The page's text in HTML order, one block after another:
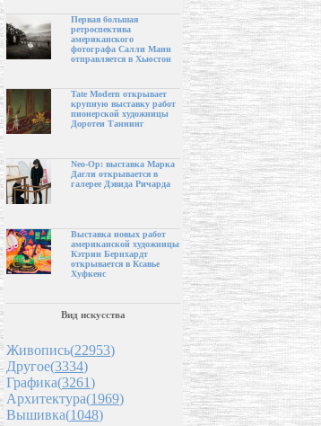
Первая большая
ретроспектива
американского
фотографа Салли Манн
отправляется в Хьюстон
Tate Modern открывает
крупную выставку работ
пионерской художницы
Доротеи Таннинг
Neo-Op: выставка Марка
Дагли открывается в
галерее Дэвида Ричарда
Выставка новых работ
американской художницы
Кэтрин Бернхардт
открывается в Ксавье
Хуфкенс
Вид искусства
Живопись(22953)
Другое(3334)
Графика(3261)
Архитектура(1969)
Вышивка(1048)